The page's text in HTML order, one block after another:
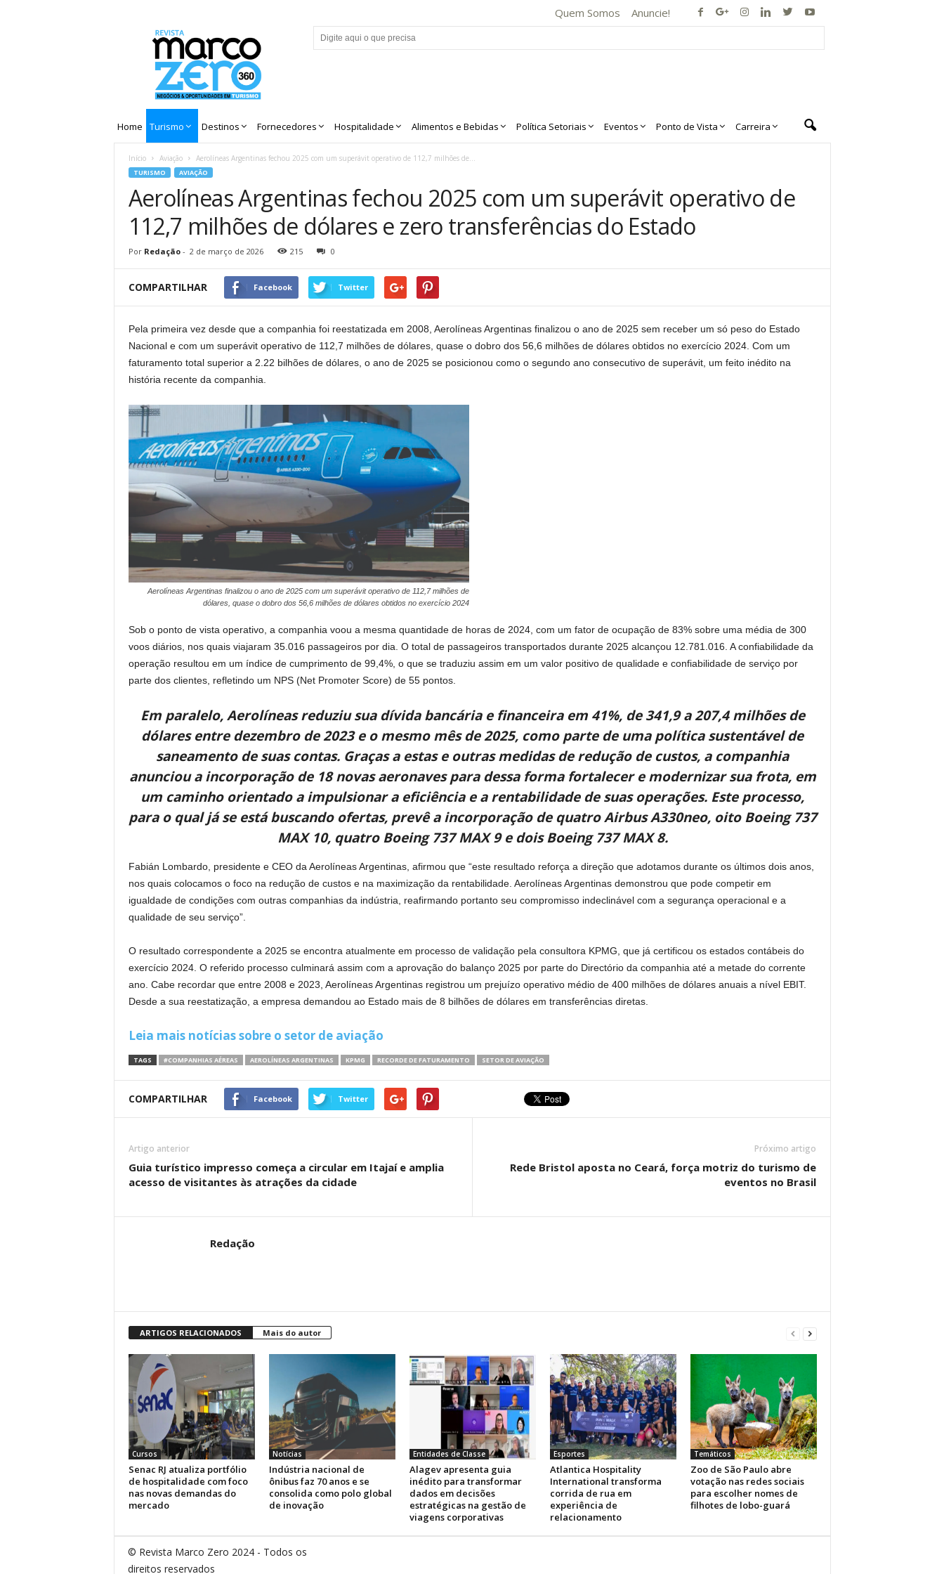
Quem Somos Anuncie!
Home Turismo Destinos Fornecedores Hospitalidade Alimentos e Bebidas Política Setoriais Eventos Ponto de Vista Carreira
Início Aviação Aerolíneas Argentinas fechou 2025 com um superávit operativo de 112,7 milhões de...
TURISMO AVIAÇÃO
Aerolíneas Argentinas fechou 2025 com um superávit operativo de
112,7 milhões de dólares e zero transferências do Estado
Por Redação- 2 de março de 2026 215 0
COMPARTILHAR Facebook Twitter
Pela primeira vez desde que a companhia foi reestatizada em 2008, Aerolíneas Argentinas finalizou o ano de 2025 sem receber um só peso do Estado
Nacional e com um superávit operativo de 112,7 milhões de dólares, quase o dobro dos 56,6 milhões de dólares obtidos no exercício 2024. Com um
faturamento total superior a 2.22 bilhões de dólares, o ano de 2025 se posicionou como o segundo ano consecutivo de superávit, um feito inédito na
história recente da companhia.
Aerolíneas Argentinas finalizou o ano de 2025 com um superávit operativo de 112,7 milhões de
dólares, quase o dobro dos 56,6 milhões de dólares obtidos no exercício 2024
Sob o ponto de vista operativo, a companhia voou a mesma quantidade de horas de 2024, com um fator de ocupação de 83% sobre uma média de 300
voos diários, nos quais viajaram 35.016 passageiros por dia. O total de passageiros transportados durante 2025 alcançou 12.781.016. A confiabilidade da
operação resultou em um índice de cumprimento de 99,4%, o que se traduziu assim em um valor positivo de qualidade e confiabilidade de serviço por
parte dos clientes, refletindo um NPS (Net Promoter Score) de 55 pontos.
Em paralelo, Aerolíneas reduziu sua dívida bancária e financeira em 41%, de 341,9 a 207,4 milhões de
dólares entre dezembro de 2023 e o mesmo mês de 2025, como parte de uma política sustentável de
saneamento de suas contas. Graças a estas e outras medidas de redução de custos, a companhia
anunciou a incorporação de 18 novas aeronaves para dessa forma fortalecer e modernizar sua frota, em
um caminho orientado a impulsionar a eficiência e a rentabilidade de suas operações. Este processo,
para o qual já se está buscando ofertas, prevê a incorporação de quatro Airbus A330neo, oito Boeing 737
MAX 10, quatro Boeing 737 MAX 9 e dois Boeing 737 MAX 8.
Fabián Lombardo, presidente e CEO da Aerolíneas Argentinas, afirmou que “este resultado reforça a direção que adotamos durante os últimos dois anos,
nos quais colocamos o foco na redução de custos e na maximização da rentabilidade. Aerolíneas Argentinas demonstrou que pode competir em
igualdade de condições com outras companhias da indústria, reafirmando portanto seu compromisso indeclinável com a segurança operacional e a
qualidade de seu serviço”.
O resultado correspondente a 2025 se encontra atualmente em processo de validação pela consultora KPMG, que já certificou os estados contábeis do
exercício 2024. O referido processo culminará assim com a aprovação do balanço 2025 por parte do Directório da companhia até a metade do corrente
ano. Cabe recordar que entre 2008 e 2023, Aerolíneas Argentinas registrou um prejuízo operativo médio de 400 milhões de dólares anuais a nível EBIT.
Desde a sua reestatização, a empresa demandou ao Estado mais de 8 bilhões de dólares em transferências diretas.
Leia mais notícias sobre o setor de aviação
TAGS #COMPANHIAS AÉREAS AEROLÍNEAS ARGENTINAS KPMG RECORDE DE FATURAMENTO SETOR DE AVIAÇÃO
COMPARTILHAR Facebook Twitter
Artigo anterior
Guia turístico impresso começa a circular em Itajaí e amplia
acesso de visitantes às atrações da cidade
Próximo artigo
Rede Bristol aposta no Ceará, força motriz do turismo de
eventos no Brasil
Redação
ARTIGOS RELACIONADOS Mais do autor
Cursos
Senac RJ atualiza portfólio
de hospitalidade com foco
nas novas demandas do
mercado
Notícias
Indústria nacional de
ônibus faz 70 anos e se
consolida como polo global
de inovação
Entidades de Classe
Alagev apresenta guia
inédito para transformar
dados em decisões
estratégicas na gestão de
viagens corporativas
Esportes
Atlantica Hospitality
International transforma
corrida de rua em
experiência de
relacionamento
Temáticos
Zoo de São Paulo abre
votação nas redes sociais
para escolher nomes de
filhotes de lobo-guará
© Revista Marco Zero 2024 - Todos os
direitos reservados